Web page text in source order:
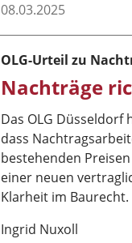
08.03.2025
OLG-Urteil zu
Nachträge
Das OLG Düsseldorf
dass
bestehenden
einer neuen
Klarheit im Baurecht.
Ingrid Nuxoll